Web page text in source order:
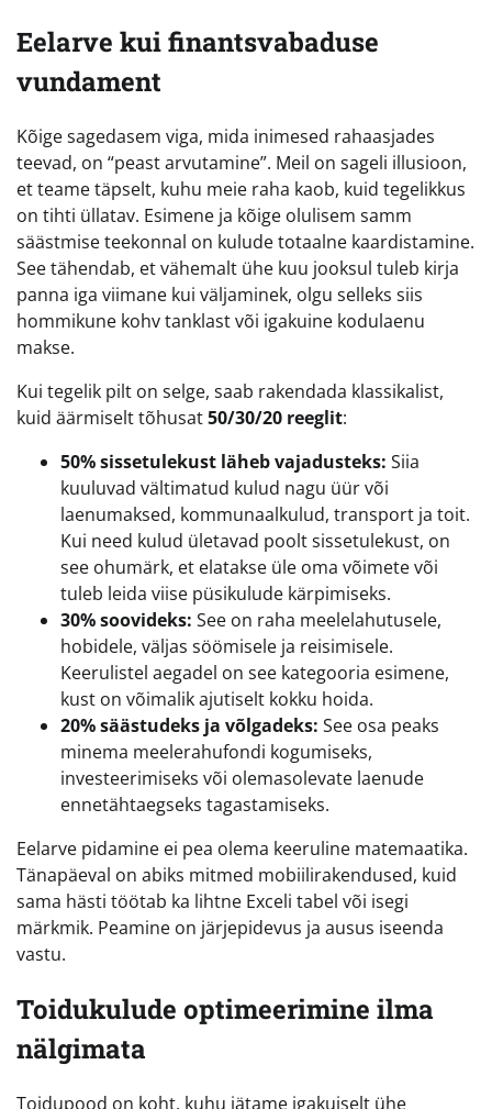
Eelarve kui finantsvabaduse
vundament
Kõige sagedasem viga, mida inimesed rahaasjades
teevad, on “peast arvutamine”. Meil on sageli illusioon,
et teame täpselt, kuhu meie raha kaob, kuid tegelikkus
on tihti üllatav. Esimene ja kõige olulisem samm
säästmise teekonnal on kulude totaalne kaardistamine.
See tähendab, et vähemalt ühe kuu jooksul tuleb kirja
panna iga viimane kui väljaminek, olgu selleks siis
hommikune kohv tanklast või igakuine kodulaenu
makse.
Kui tegelik pilt on selge, saab rakendada klassikalist,
kuid äärmiselt tõhusat50/30/20 reeglit:
50% sissetulekust läheb vajadusteks: Siia
kuuluvad vältimatud kulud nagu üür või
laenumaksed, kommunaalkulud, transport ja toit.
Kui need kulud ületavad poolt sissetulekust, on
see ohumärk, et elatakse üle oma võimete või
tuleb leida viise püsikulude kärpimiseks.
30% soovideks: See on raha meelelahutusele,
hobidele, väljas söömisele ja reisimisele.
Keerulistel aegadel on see kategooria esimene,
kust on võimalik ajutiselt kokku hoida.
20% säästudeks ja võlgadeks: See osa peaks
minema meelerahufondi kogumiseks,
investeerimiseks või olemasolevate laenude
ennetähtaegseks tagastamiseks.
Eelarve pidamine ei pea olema keeruline matemaatika.
Tänapäeval on abiks mitmed mobiilirakendused, kuid
sama hästi töötab ka lihtne Exceli tabel või isegi
märkmik. Peamine on järjepidevus ja ausus iseenda
vastu.
Toidukulude optimeerimine ilma
nälgimata
Toidupood on koht, kuhu jätame igakuiselt ühe